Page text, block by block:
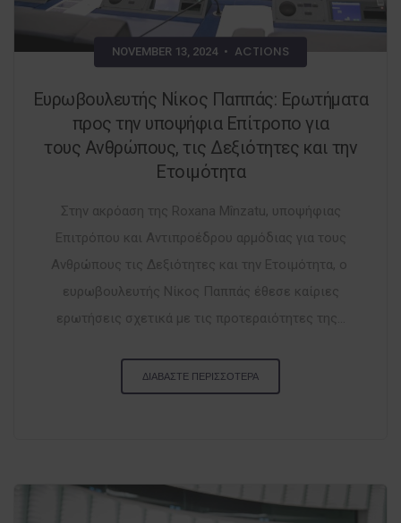
NOVEMBER 13, 2024 • ACTIONS
Ευρωβουλευτής Νίκος Παππάς: Ερωτήματα
προς την υποψήφια Επίτροπο για
τους Ανθρώπους, τις Δεξιότητες και την
Ετοιμότητα
Στην ακρόαση της Roxana Mînzatu, υποψήφιας
Επιτρόπου και Αντιπροέδρου αρμόδιας για τους
Ανθρώπους τις Δεξιότητες και την Ετοιμότητα, ο
ευρωβουλευτής Νίκος Παππάς έθεσε καίριες
ερωτήσεις σχετικά με τις προτεραιότητες της...
ΔΙΑΒΑΣΤΕ ΠΕΡΙΣΣΟΤΕΡΑ